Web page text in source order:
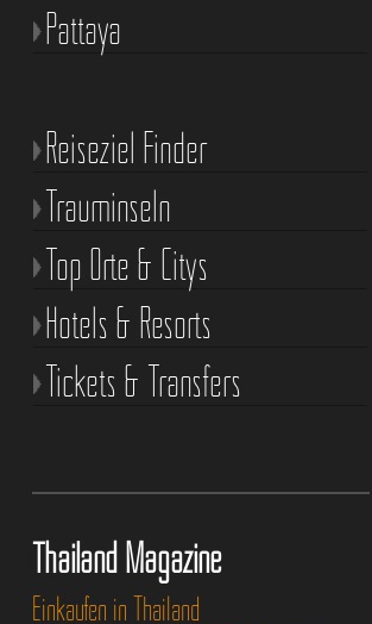
Pattaya
Reiseziel Finder
Trauminseln
Top Orte & Citys
Hotels & Resorts
Tickets & Transfers
Thailand Magazine
Einkaufen in Thailand